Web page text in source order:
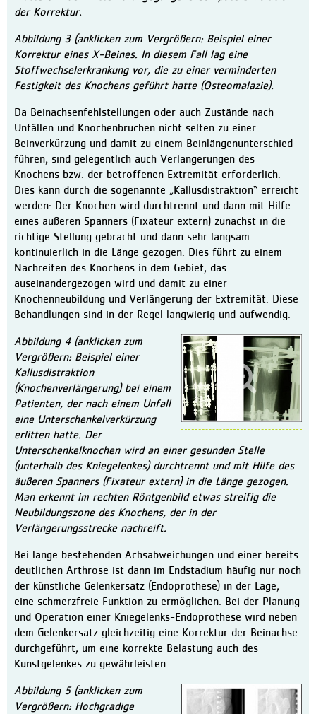
der Korrektur.
Abbildung 3 (anklicken zum Vergrößern: Beispiel einer
Korrektur eines X-Beines. In diesem Fall lag eine
Stoffwechselerkrankung vor, die zu einer verminderten
Festigkeit des Knochens geführt hatte (Osteomalazie).
Da Beinachsenfehlstellungen oder auch Zustände nach
Unfällen und Knochenbrüchen nicht selten zu einer
Beinverkürzung und damit zu einem Beinlängenunterschied
führen, sind gelegentlich auch Verlängerungen des
Knochens bzw. der betroffenen Extremität erforderlich.
Dies kann durch die sogenannte „Kallusdistraktion“ erreicht
werden: Der Knochen wird durchtrennt und dann mit Hilfe
eines äußeren Spanners (Fixateur extern) zunächst in die
richtige Stellung gebracht und dann sehr langsam
kontinuierlich in die Länge gezogen. Dies führt zu einem
Nachreifen des Knochens in dem Gebiet, das
auseinandergezogen wird und damit zu einer
Knochenneubildung und Verlängerung der Extremität. Diese
Behandlungen sind in der Regel langwierig und aufwendig.
Abbildung 4 (anklicken zum
Vergrößern: Beispiel einer
Kallusdistraktion
(Knochenverlängerung) bei einem
Patienten, der nach einem Unfall
eine Unterschenkelverkürzung
erlitten hatte. Der
Unterschenkelknochen wird an einer gesunden Stelle
(unterhalb des Kniegelenkes) durchtrennt und mit Hilfe des
äußeren Spanners (Fixateur extern) in die Länge gezogen.
Man erkennt im rechten Röntgenbild etwas streifig die
Neubildungszone des Knochens, der in der
Verlängerungsstrecke nachreift.
Bei lange bestehenden Achsabweichungen und einer bereits
deutlichen Arthrose ist dann im Endstadium häufig nur noch
der künstliche Gelenkersatz (Endoprothese) in der Lage,
eine schmerzfreie Funktion zu ermöglichen. Bei der Planung
und Operation einer Kniegelenks-Endoprothese wird neben
dem Gelenkersatz gleichzeitig eine Korrektur der Beinachse
durchgeführt, um eine korrekte Belastung auch des
Kunstgelenkes zu gewährleisten.
Abbildung 5 (anklicken zum
Vergrößern: Hochgradige